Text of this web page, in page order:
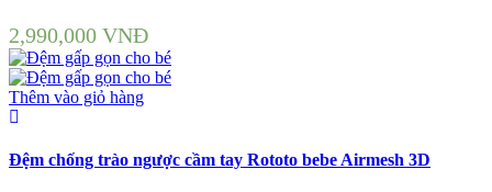
2,990,000 VNĐ
Thêm vào giỏ hàng
Đệm chống trào ngược cầm tay Rototo bebe Airmesh 3D